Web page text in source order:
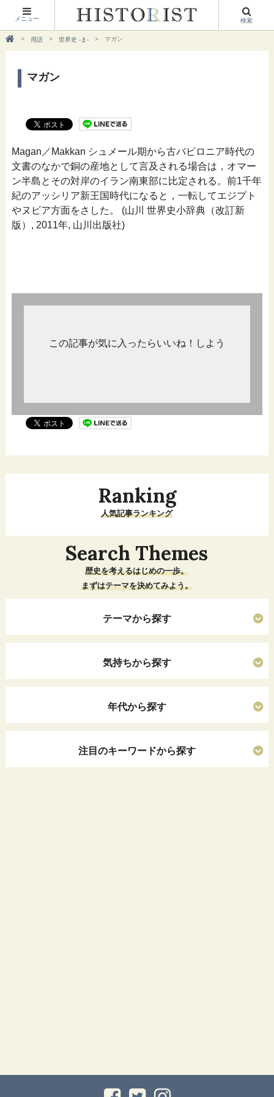
メニュー 検索
用語 世界史 -ま- マガン
マガン
Magan／Makkan シュメール期から古バビロニア時代の
文書のなかで銅の産地として言及される場合は，オマー
ン半島とその対岸のイラン南東部に比定される。前1千年
紀のアッシリア新王国時代になると，一転してエジプト
やヌビア方面をさした。 (山川 世界史小辞典（改訂新
版）, 2011年, 山川出版社)
この記事が気に入ったらいいね！しよう
Ranking
人気記事ランキング
Search Themes
歴史を考えるはじめの一歩。
まずはテーマを決めてみよう。
テーマから探す
気持ちから探す
年代から探す
注目のキーワードから探す